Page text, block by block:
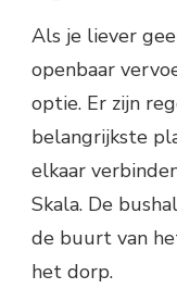
Als je liever
openbaar
optie. Er zijn
belangrijkste
elkaar
Skala. De
de buurt van
het dorp.